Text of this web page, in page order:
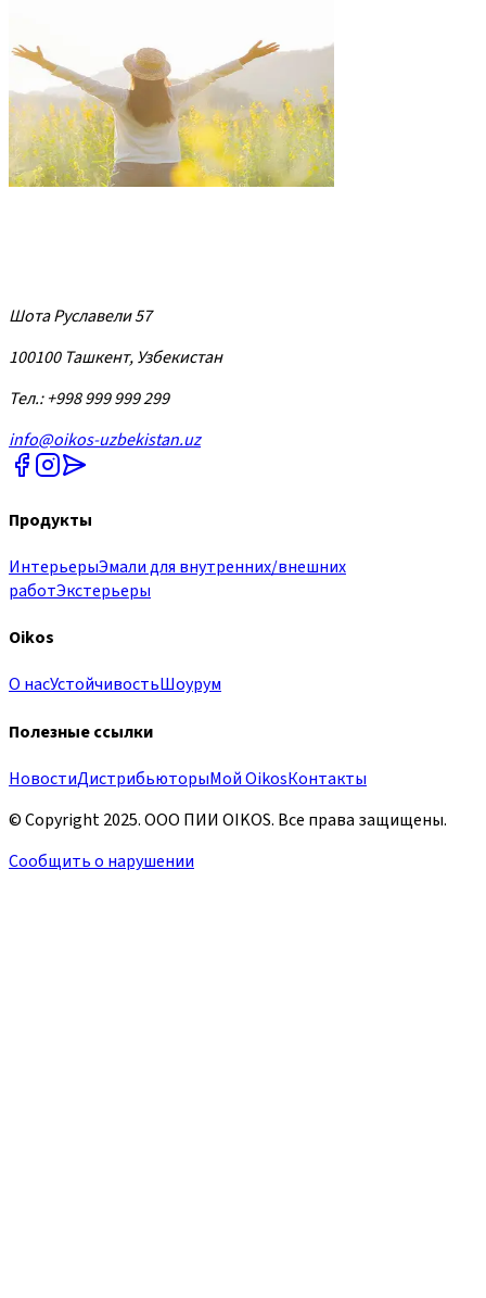
Шота Руславели 57
100100 Ташкент, Узбекистан
Тел.: +998 999 999 299
info@oikos-uzbekistan.uz
Продукты
ИнтерьерыЭмали для внутренних/внешних
работЭкстерьеры
Oikos
О насУстойчивостьШоурум
Полезные ссылки
НовостиДистрибьюторыМой OikosКонтакты
© Copyright 2025. OOO ПИИ OIKOS. Все права защищены.
Сообщить о нарушении